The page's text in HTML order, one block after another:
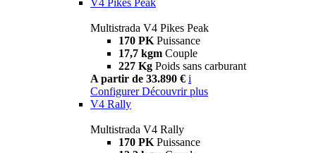
Multistrada V4 Pikes Peak
170 PK Puissance
17,7 kgm Couple
227 Kg Poids sans carburant
A partir de 33.890 € i
Configurer Découvrir plus
V4 Rally
Multistrada V4 Rally
170 PK Puissance